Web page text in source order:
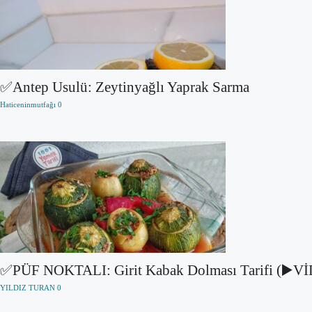
✅Antep Usulü: Zeytinyağlı Yaprak Sarma
Haticeninmutfağı 0
✅PÜF NOKTALI: Girit Kabak Dolması Tarifi
YILDIZ TURAN 0